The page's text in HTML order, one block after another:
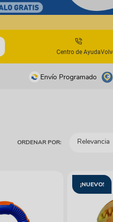
Centro de Ayuda
y suplementos
y suplementos
Envío Programado
ORDENAR POR: Relevancia
¡NUEVO!